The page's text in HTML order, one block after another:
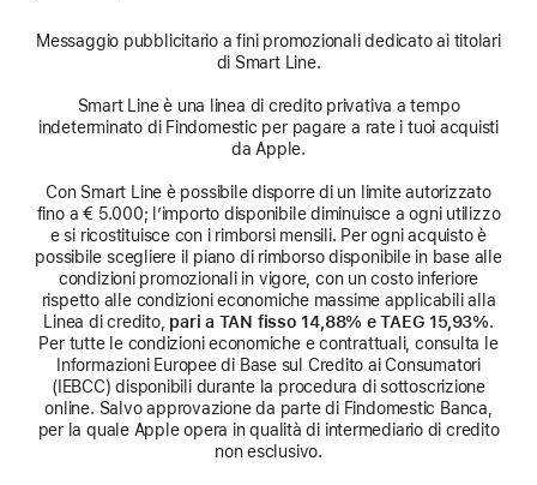
Messaggio pubblicitario a fini promozionali dedicato ai titolari
di Smart Line.
Smart Line è una linea di credito privativa a tempo
indeterminato di Findomestic per pagare a rate i tuoi acquisti
da Apple.
Con Smart Line è possibile disporre di un limite autorizzato
fino a € 5.000; l’importo disponibile diminuisce a ogni utilizzo
e si ricostituisce con i rimborsi mensili. Per ogni acquisto è
possibile scegliere il piano di rimborso disponibile in base alle
condizioni promozionali in vigore, con un costo inferiore
rispetto alle condizioni economiche massime applicabili alla
Linea di credito, pari a TAN fisso 14,88% e TAEG 15,93%.
Per tutte le condizioni economiche e contrattuali, consulta le
Informazioni Europee di Base sul Credito ai Consumatori
(IEBCC) disponibili durante la procedura di sottoscrizione
online. Salvo approvazione da parte di Findomestic Banca,
per la quale Apple opera in qualità di intermediario di credito
non esclusivo.